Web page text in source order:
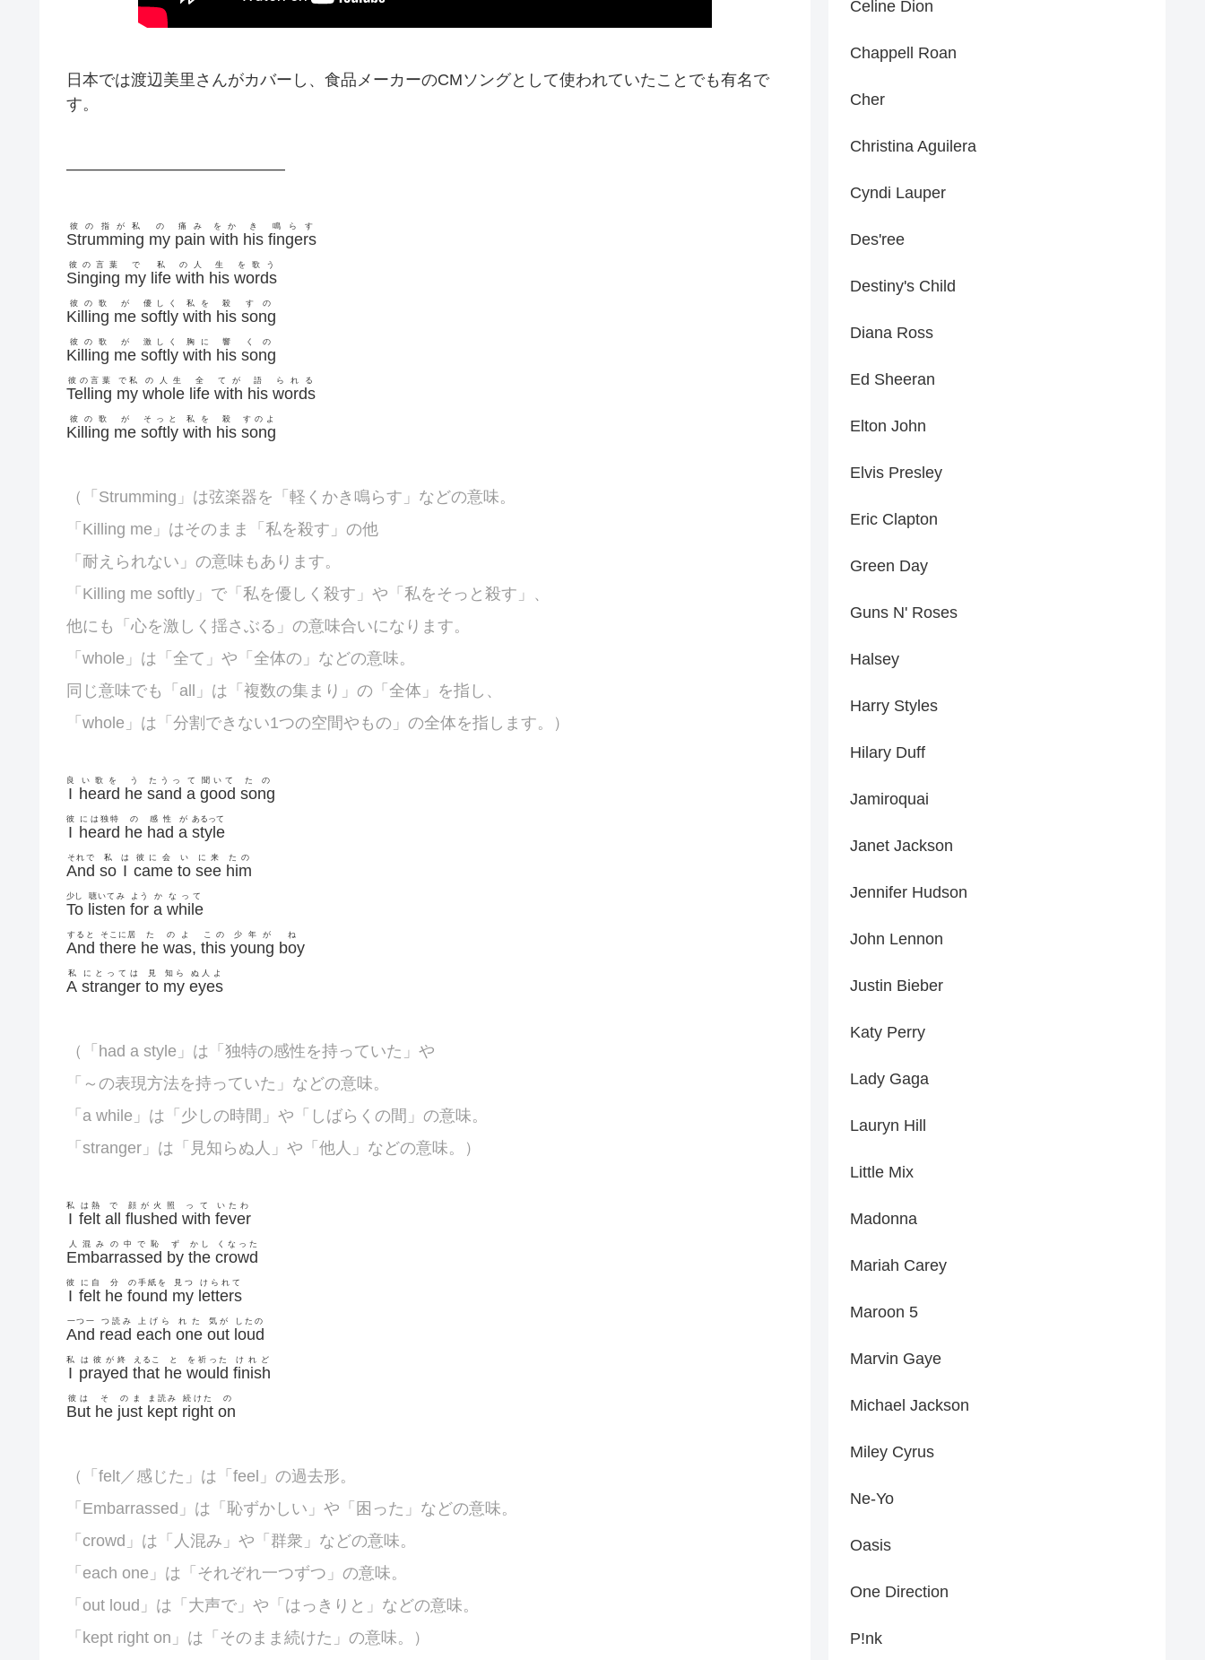
日本では渡辺美里さんがカバーし、食品メーカーのCMソングとして使われていたことでも有名で
す。
—————————————–
Strumming
彼の指が私
my
の
pain
痛み
with
をか
his
き
fingers
鳴らす
Singing
彼の言葉
my
で
life
私
with
の人
his
生
words
を歌う
Killing
彼の歌
me
が
softly
優しく
with
私を
his
殺
song
すの
Killing
彼の歌
me
が
softly
激しく
with
胸に
his
響
song
くの
Telling
彼の言葉
my
で私
whole
の人生
life
全
with
てが
his
語
words
られる
Killing
彼の歌
me
が
softly
そっと
with
私を
his
殺
song
すのよ
（「 Strumming」は弦楽器を「軽くかき鳴らす」などの意味。
「Killing me」はそのまま「私を殺す」の他
「耐えられない」の意味もあります。
「Killing me softly」で「私を優しく殺す」や「私をそっと殺す」、
他にも「心を激しく揺さぶる」の意味合いになります。
「whole」は「全て」や「全体の」などの意味。
同じ意味でも「all」は「複数の集まり」の「全体」を指し、
「whole」は「分割できない1つの空間やもの」の全体を指します。）
I
良
heard
い歌を
he
う
sand
たうっ
a
て
good
聞いて
song
たの
I
彼
heard
には独特
he
の
had
感性
a
が
style
あるって
And
それで
so
私
I
は
came
彼に会
to
い
see
に来
him
たの
To
少し
listen
聴いてみ
for
よう
a
か
while
なって
And
すると
there
そこに居
he
た
was
のよ
, this
この
young
少年が
boy
ね
A
私
stranger
にとっては
to
見
my
知ら
eyes
ぬ人よ
（「had a style」は「独特の感性を持っていた」や
「～の表現方法を持っていた」などの意味。
「a while」は「少しの時間」や「しばらくの間」の意味。
「 stranger」は「見知らぬ人」や「他人」などの意味。 ）
I
私
felt
は熱
all
で
flushed
顔が火照
with
って
fever
いたわ
Embarrassed
人混みの中で恥
by
ず
the
かし
crowd
くなった
I
彼
felt
に自
he
分
found
の手紙を
my
見つ
letters
けられて
And
一つ一
read
つ読み
each
上げら
one
れた
out
気が
loud
したの
I
私
prayed
は彼が終
that
えるこ
he
と
would
を祈った
finish
けれど
But
彼は
he
そ
just
のま
kept
ま読み
right
続けた
on
の
（「felt／感じた」は「feel」の過去形。
「 Embarrassed」は「恥ずかしい」や「困った」などの意味。
「 crowd」は「人混み」や「群衆」などの意味。
「each one」は「それぞれ一つずつ」の意味。
「out loud」は「大声で」や「はっきりと」などの意味。
「kept right on」は「そのまま続けた」の意味。）
Celine Dion
Chappell Roan
Cher
Christina Aguilera
Cyndi Lauper
Des'ree
Destiny's Child
Diana Ross
Ed Sheeran
Elton John
Elvis Presley
Eric Clapton
Green Day
Guns N' Roses
Halsey
Harry Styles
Hilary Duff
Jamiroquai
Janet Jackson
Jennifer Hudson
John Lennon
Justin Bieber
Katy Perry
Lady Gaga
Lauryn Hill
Little Mix
Madonna
Mariah Carey
Maroon 5
Marvin Gaye
Michael Jackson
Miley Cyrus
Ne-Yo
Oasis
One Direction
P!nk